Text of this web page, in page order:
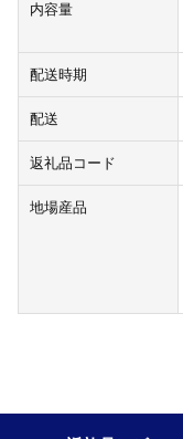
内容量
配送時期
配送
返礼品コード
地場産品